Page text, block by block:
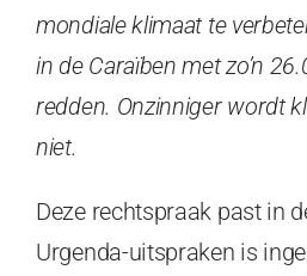
mondiale klimaat te
in de Caraïben met zo’n
redden. Onzinniger wordt
niet.
Deze rechtspraak past in
Urgenda-uitspraken is